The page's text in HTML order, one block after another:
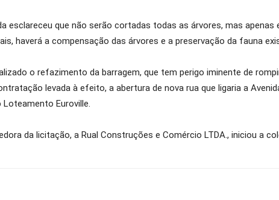
esclareceu que não serão cortadas todas as árvores, mas
haverá a compensação das árvores e a preservação da fauna
o refazimento da barragem, que tem perigo iminente de
levada à efeito, a abertura de nova rua que ligaria a
Loteamento Euroville.
da licitação, a Rual Construções e Comércio LTDA., iniciou a